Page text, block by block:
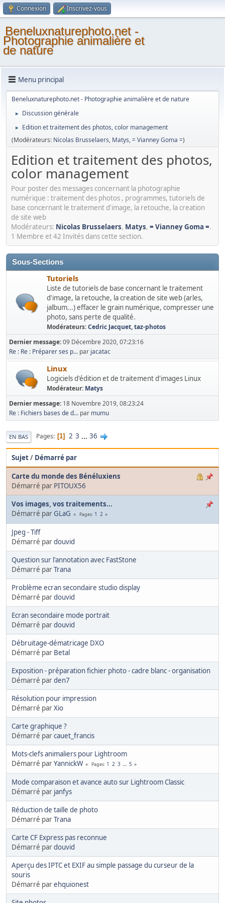
Connexion Inscrivez-vous
Beneluxnaturephoto.net -
Photographie animalière et
de nature
Menu principal
Beneluxnaturephoto.net - Photographie animalière et de nature
► Discussion générale
►
Edition et traitement des photos, color management
(Modérateurs: Nicolas Brusselaers, Matys,= Vianney Goma =)
Edition et traitement des photos,
color management
Pour poster des messages concernant la photographie
numérique : traitement des photos , programmes, tutoriels de
base concernant le traitement d'image, la retouche, la creation
de site web
Modérateurs: Nicolas Brusselaers, Matys, = Vianney Goma =.
1 Membre et 42 Invités dans cette section.
Sous-Sections
Tutoriels
Liste de tutoriels de base concernant le traitement
d'image, la retouche, la creation de site web (arles,
jalbum...) effacer le grain numérique, compresser une
photo, sans perte de qualité.
Modérateurs:Cedric Jacquet,taz-photos
Dernier message:09 Décembre 2020, 07:23:16
Re : Re : Préparer ses p... par jacatac
Linux
Logiciels d'édition et de traitement d'images Linux
Modérateur: Matys
Dernier message: 18 Novembre 2019, 08:23:24
Re : Fichiers bases de d... par mumu
EN BAS Pages 1 2 3 ... 36
Sujet/ Démarré par
Carte du monde des Bénéluxiens
Démarré par PITOUX56
Vos images, vos traitements...
Démarré par GLaG Pages 1 2
Jpeg - Tiff
Démarré pardouvid
Question sur l'annotation avec FastStone
Démarré parTrana
Problème ecran secondaire studio display
Démarré pardouvid
Ecran secondaire mode portrait
Démarré pardouvid
Débruitage-dématricage DXO
Démarré par Betal
Exposition - préparation fichier photo - cadre blanc - organisation
Démarré parden7
Résolution pour impression
Démarré parXio
Carte graphique ?
Démarré parcauet_francis
Mots-clefs animaliers pour Lightroom
Démarré parYannickW Pages 1 2 3 ... 5
Mode comparaison et avance auto sur Lightroom Classic
Démarré par janfys
Réduction de taille de photo
Démarré parTrana
Carte CF Express pas reconnue
Démarré pardouvid
Aperçu des IPTC et EXIF au simple passage du curseur de la
souris
Démarré parehquionest